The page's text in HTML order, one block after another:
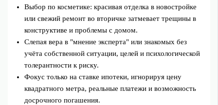
Выбор по косметике: красивая отделка в новостройке
или свежий ремонт во вторичке затмевает трещины в
конструктиве и проблемы с домом.
Слепая вера в "мнение эксперта" или знакомых без
учёта собственной ситуации, целей и психологической
толерантности к риску.
Фокус только на ставке ипотеки, игнорируя цену
квадратного метра, реальные платежи и возможность
досрочного погашения.